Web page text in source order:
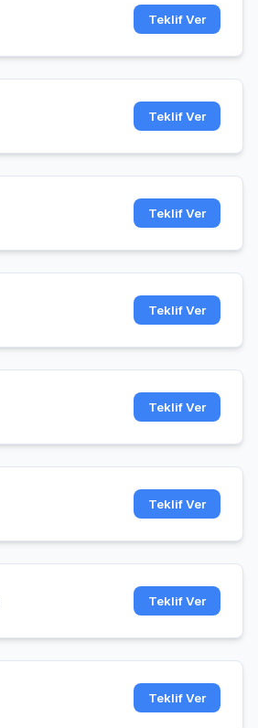
Teklif Ver
Teklif Ver
Teklif Ver
Teklif Ver
Teklif Ver
Teklif Ver
Teklif Ver
Teklif Ver